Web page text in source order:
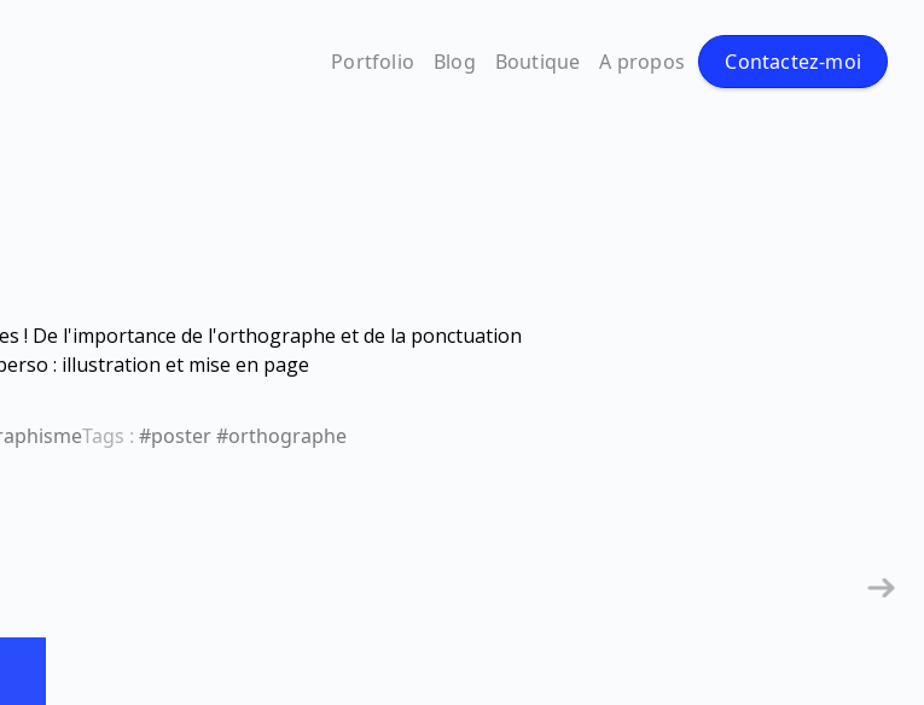
Portfolio Blog Boutique A propos Contactez-moi
! De l'importance de l'orthographe et de la ponctuation
: illustration et mise en page
Tags : #poster #orthographe